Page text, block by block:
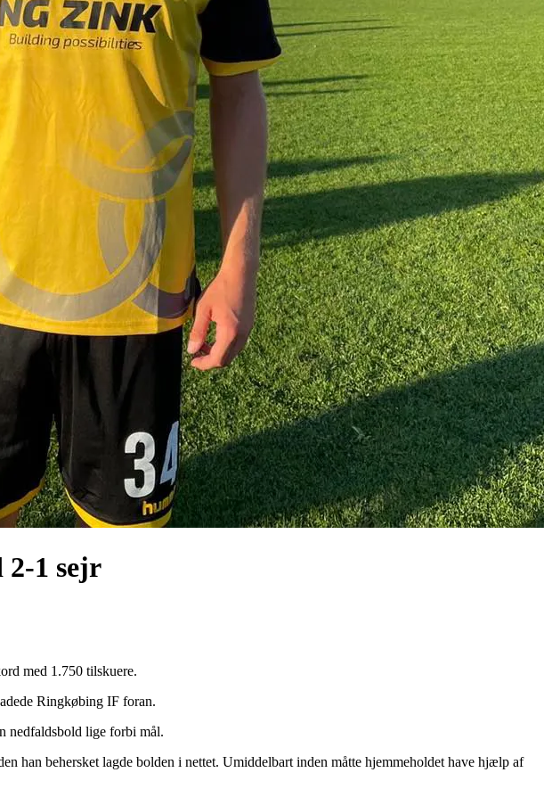
2-1 sejr
med 1.750 tilskuere.
Ringkøbing IF foran.
nedfaldsbold lige forbi mål.
han behersket lagde bolden i nettet. Umiddelbart inden måtte hjemmeholdet have hjælp af